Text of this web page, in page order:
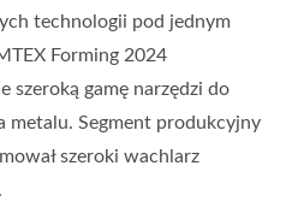
technologii pod jednym
Forming 2024
szeroką gamę narzędzi do
metalu. Segment produkcyjny
szeroki wachlarz